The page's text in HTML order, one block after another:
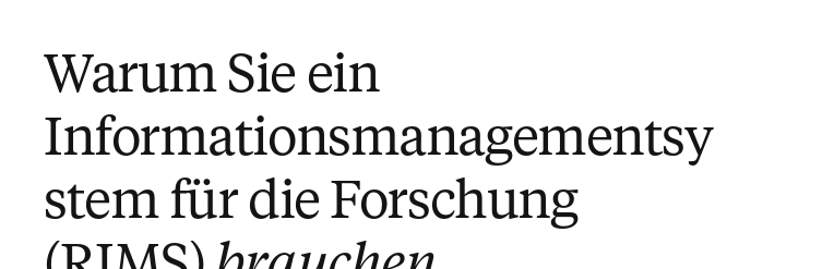
Warum Sie ein
Informationsmanagementsy
stem für die Forschung